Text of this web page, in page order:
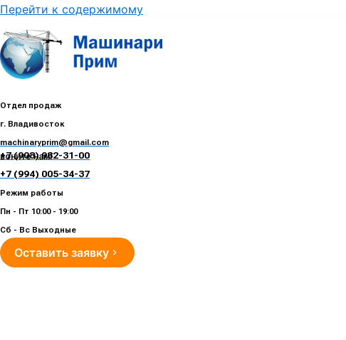
Перейти к содержимому
Отдел продаж
г. Владивосток
machinaryprim@gmail.com
нам!
+7 (908) 982-31-00
+7 (994) 005-34-37
Режим работы
Пн - Пт 10:00 - 19:00
Сб - Вс Выходные
Оставить заявку